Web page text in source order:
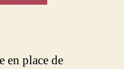
en place de